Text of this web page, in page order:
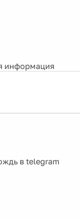
информация